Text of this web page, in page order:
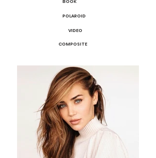
POLAROID
VIDEO
COMPOSITE